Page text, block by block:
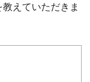
えていただきま